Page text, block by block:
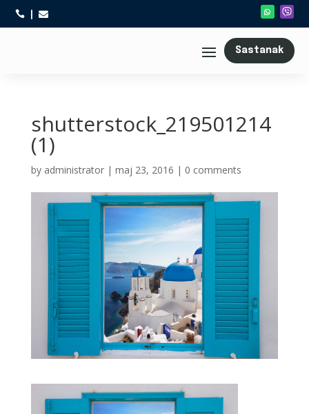
 
Sastanak
shutterstock_219501214
(1)
by administrator| maj 23, 2016 | 0 comments